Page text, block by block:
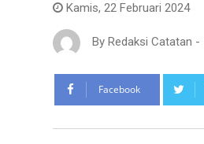
Kamis, 22 Februari 2024
By Redaksi Catatan -
Facebook